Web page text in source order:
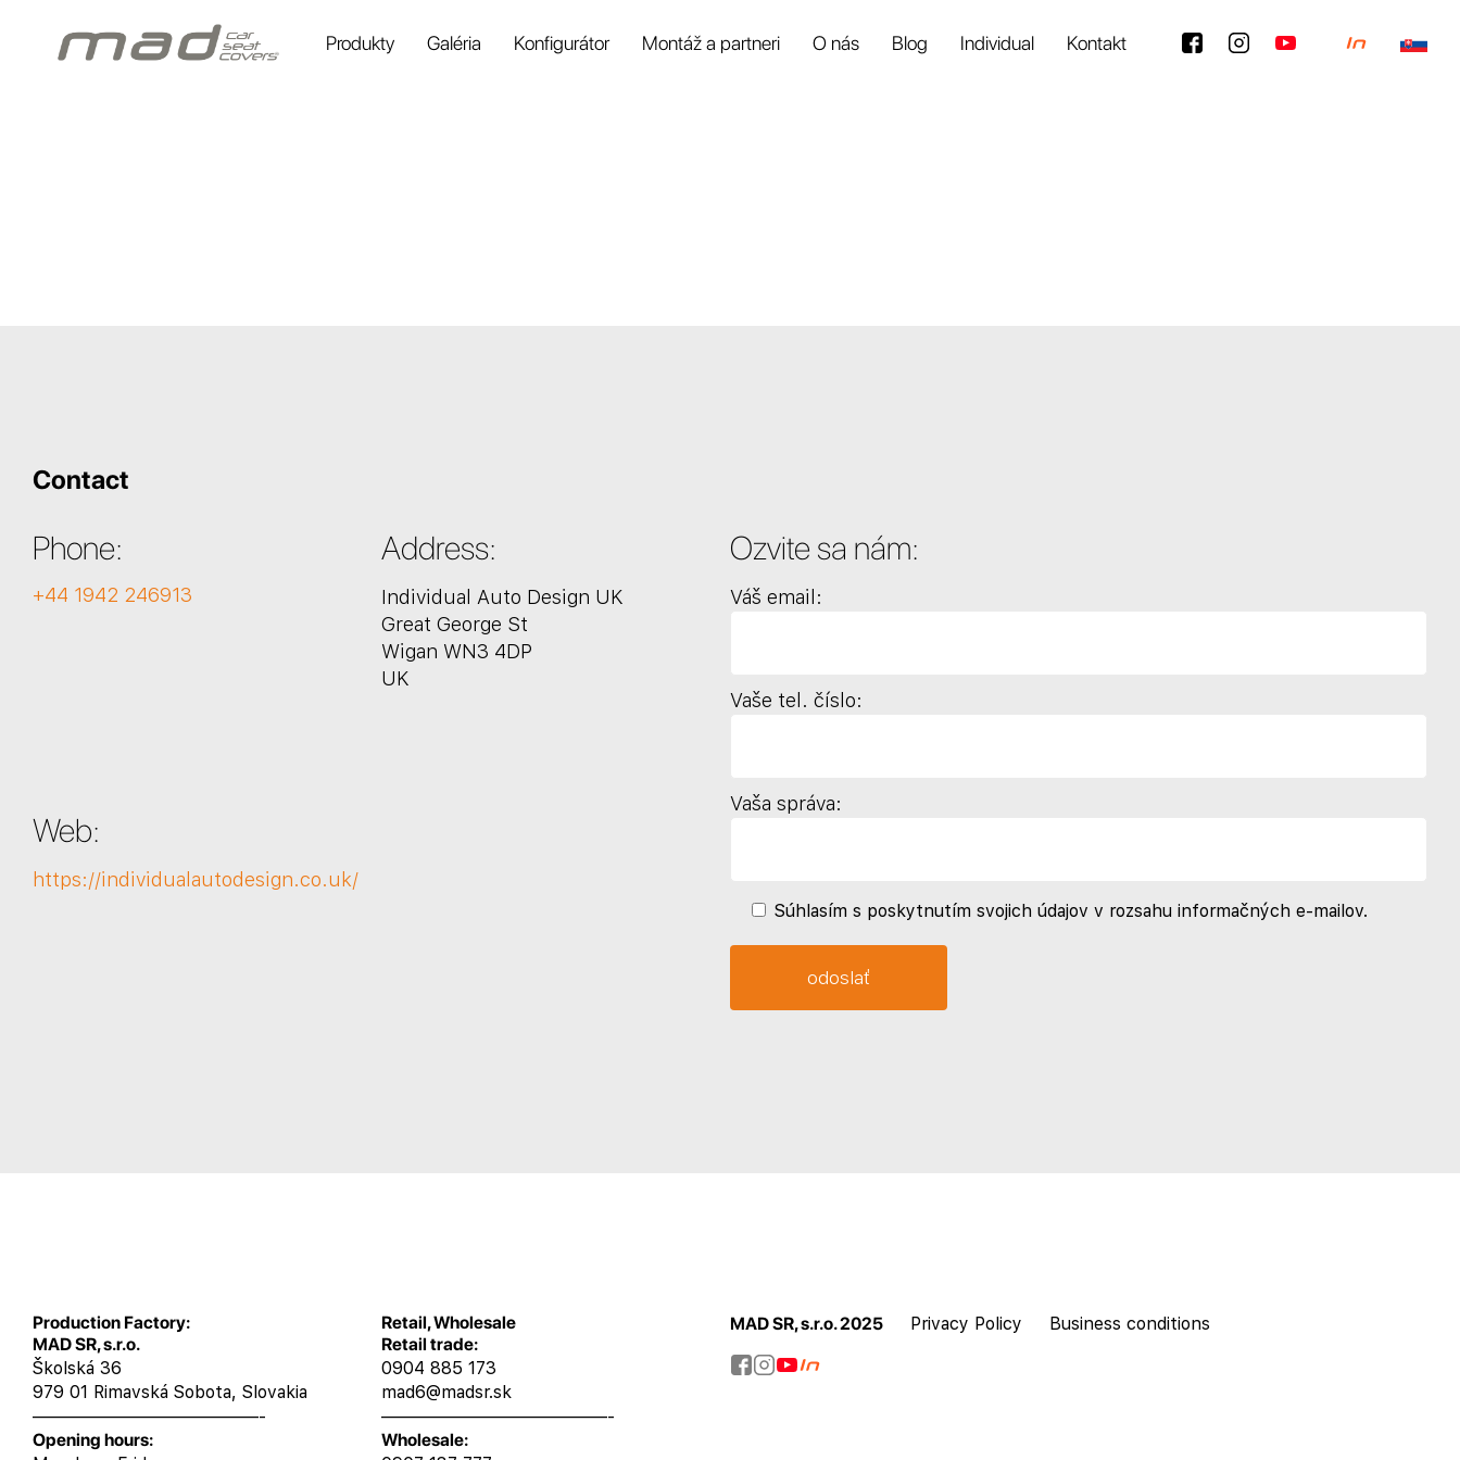
Produkty Galéria Konfigurátor Montáž a partneri O nás Blog Individual Kontakt
Contact
Phone:
+44 1942 246913
Address:
Individual Auto Design UK
Great George St
Wigan WN3 4DP
UK
Web:
https://individualautodesign.co.uk/
Ozvite sa nám:
Váš email:
Vaše tel. číslo:
Vaša správa:
Súhlasím s poskytnutím svojich údajov v rozsahu informačných e-mailov.
Production Factory:
MAD SR, s.r.o.
Školská 36
979 01 Rimavská Sobota, Slovakia
—————————————-
Opening hours:
Retail, Wholesale
Retail trade:
0904 885 173
mad6@madsr.sk
—————————————-
Wholesale:
MAD SR, s.r.o. 2025 Privacy Policy Business conditions